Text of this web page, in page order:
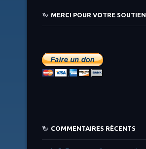
MERCI POUR VOTRE SOUTIEN
COMMENTAIRES RÉCENTS